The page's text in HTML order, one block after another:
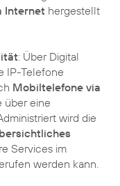
Internet hergestellt
: Über Digital
IP-Telefone
Mobiltelefone via
über eine
wird die
Services im
werden kann.